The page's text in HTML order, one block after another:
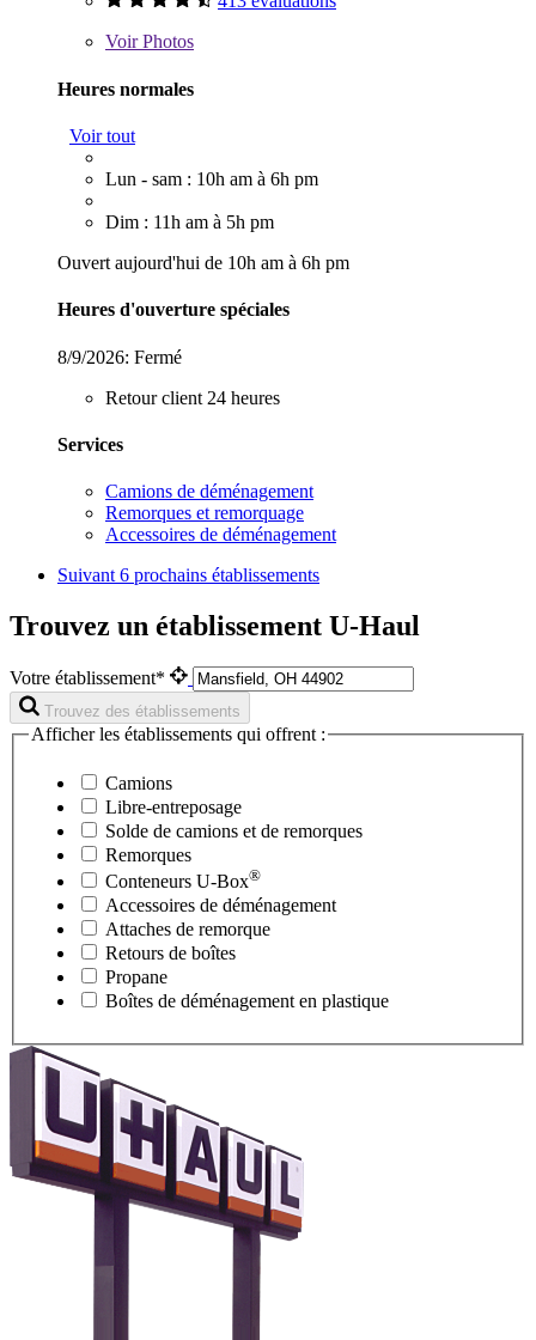
VoirPhotos
Heures normales
Voir tout
Lun - sam : 10h am à 6h pm
Dim : 11h am à 5h pm
Ouvert aujourd'hui de 10h am à 6h pm
Heures d'ouverture spéciales
8/9/2026: Fermé
Retour client 24 heures
Services
Camions de déménagement
Remorques et remorquage
Accessoires de déménagement
Suivant 6 prochains établissements
Trouvez un établissement U-Haul
Votre établissement*
Trouvez des établissements
Afficher les établissements qui offrent :
Camions
Libre-entreposage
Solde de camions et de remorques
Remorques
Conteneurs U-Box®
Accessoires de déménagement
Attaches de remorque
Retours de boîtes
Propane
Boîtes de déménagement en plastique